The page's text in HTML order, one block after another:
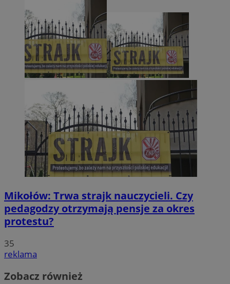
Mikołów: Trwa strajk nauczycieli. Czy
pedagodzy otrzymają pensje za okres
protestu?
35
reklama
Zobacz również